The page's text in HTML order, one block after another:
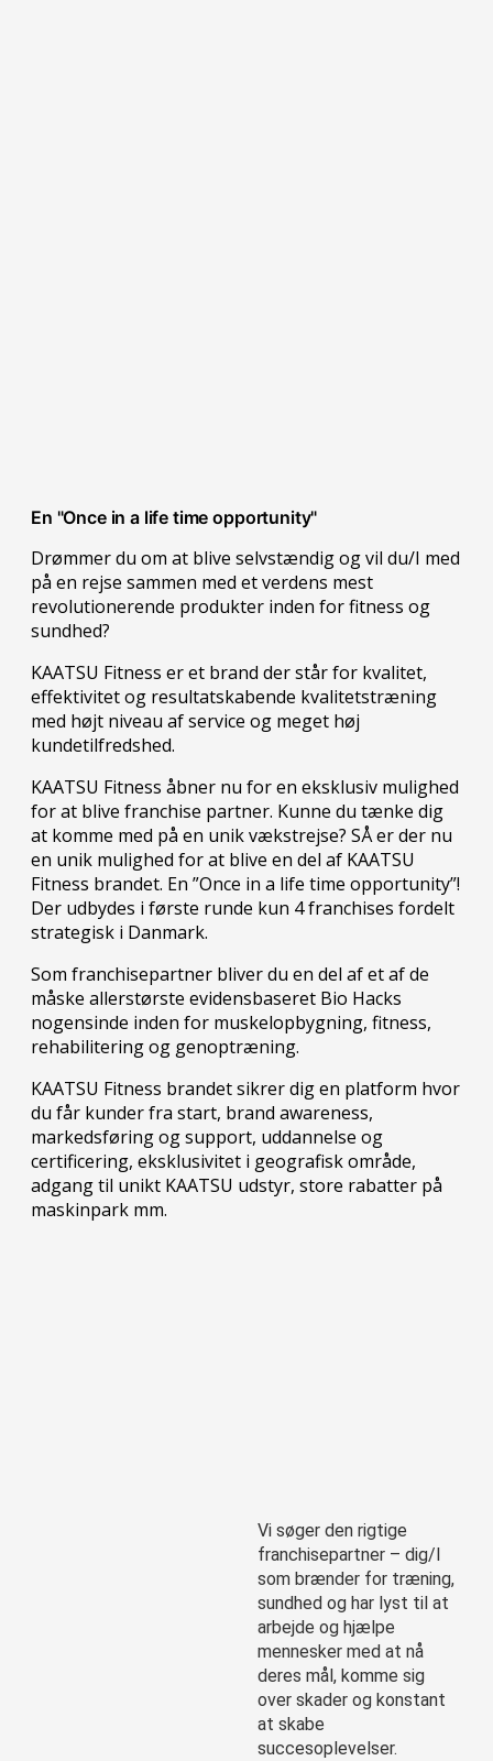
En "Once in a life time opportunity"
Drømmer du om at blive selvstændig og vil du/I med
på en rejse sammen med et verdens mest
revolutionerende produkter inden for fitness og
sundhed?
KAATSU Fitness er et brand der står for kvalitet,
effektivitet og resultatskabende kvalitetstræning
med højt niveau af service og meget høj
kundetilfredshed.
KAATSU Fitness åbner nu for en eksklusiv mulighed
for at blive franchise partner. Kunne du tænke dig
at komme med på en unik vækstrejse? SÅ er der nu
en unik mulighed for at blive en del af KAATSU
Fitness brandet. En ”Once in a life time opportunity”!
Der udbydes i første runde kun 4 franchises fordelt
strategisk i Danmark.
Som franchisepartner bliver du en del af et af de
måske allerstørste evidensbaseret Bio Hacks
nogensinde inden for muskelopbygning, fitness,
rehabilitering og genoptræning.
KAATSU Fitness brandet sikrer dig en platform hvor
du får kunder fra start, brand awareness,
markedsføring og support, uddannelse og
certificering, eksklusivitet i geografisk område,
adgang til unikt KAATSU udstyr, store rabatter på
maskinpark mm.
Vi søger den rigtige
franchisepartner – dig/I
som brænder for træning,
sundhed og har lyst til at
arbejde og hjælpe
mennesker med at nå
deres mål, komme sig
over skader og konstant
at skabe
succesoplevelser.